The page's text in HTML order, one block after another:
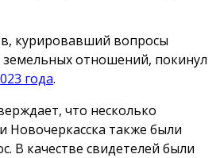
курировавший вопросы
отношений, покинул
года.
что несколько
Новочеркасска также были
В качестве свидетелей были